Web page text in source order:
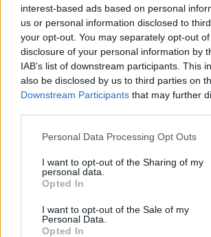
interest-based ads based on personal
us or personal information disclosed to
your opt-out. You may separately opt-out
disclosure of your personal information by
IAB’s list of downstream participants. This
also be disclosed by us to third parties on
Downstream Participants that may further
Please note that this website/app uses one
not limited to your visit or usage behaviour.
grant or deny consent to Google and its
use your data for below specified purposes
consent section.
Personal Data Processing Opt Outs
I want to opt-out of the Sharing of my
personal data.
Opted In
I want to opt-out of the Sale of my
Personal Data.
Opted In